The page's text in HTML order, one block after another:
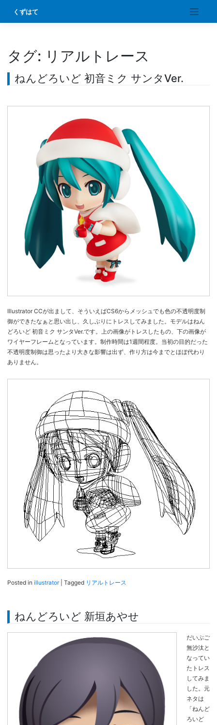
content
くずはて
タグ: リアルトレース
ねんどろいど 初音ミク サンタVer.
Illustrator CCが出まして、そういえばCS6からメッシュでも色の不透明度制
御ができたなぁと思い出し、久しぶりにトレスしてみました。モデルはねん
どろいど 初音ミク サンタVer.です。上の画像がトレスしたもの、下の画像が
ワイヤーフレームとなっています。制作時間は1週間程度。当初の目的だった
不透明度制御は思ったより大きな影響は出ず、作り方は今までとほぼ代わり
ありません。
Posted in illustrator| Tagged リアルトレース
ねんどろいど 新垣あやせ
だいぶご
無沙汰と
なってい
たトレス
してみま
した。元
ネタは
「ねんど
ろいど